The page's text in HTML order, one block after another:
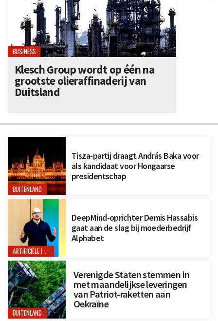
BUITENLAND
Tisza-partij draagt András Baka voor
als kandidaat voor Hongaarse
presidentschap
ARTIFICIËLE INTELLIGENTIE
DeepMind-oprichter Demis Hassabis
gaat aan de slag bij moederbedrijf
Alphabet
BUITENLAND
Verenigde Staten stemmen in
met maandelijkse leveringen
van Patriot-raketten aan
Oekraïne
BUSINESS
Klesch Group wordt op één na
grootste olieraffinaderij van
Duitsland